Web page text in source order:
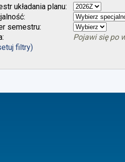
układania planu:
semestru:
Pojawi się po
filtry)